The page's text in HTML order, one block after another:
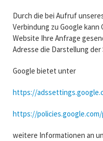
Durch die bei Aufruf
Verbindung zu Google
Website Ihre Anfrage
Adresse die Darstellung
Google bietet unter
https://
https://
weitere Informationen an